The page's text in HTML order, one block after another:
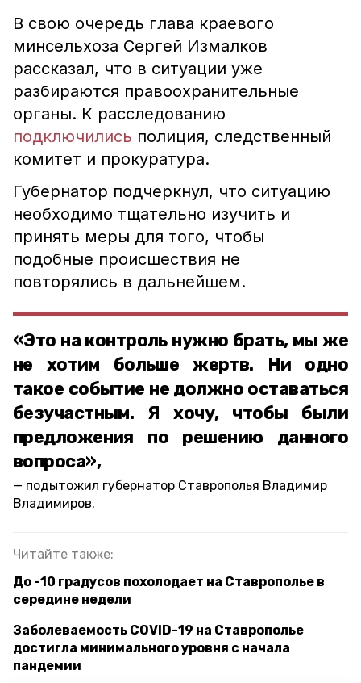
В свою очередь глава краевого
минсельхоза Сергей Измалков
рассказал, что в ситуации уже
разбираются правоохранительные
органы. К расследованию
подключились полиция, следственный
комитет и прокуратура.
Губернатор подчеркнул, что ситуацию
необходимо тщательно изучить и
принять меры для того, чтобы
подобные происшествия не
повторялись в дальнейшем.
«Это на контроль нужно брать, мы же
не хотим больше жертв. Ни одно
такое событие не должно оставаться
безучастным. Я хочу, чтобы были
предложения по решению данного
вопроса»,
подытожил губернатор Ставрополья Владимир
Владимиров.
Читайте также:
До -10 градусов похолодает на Ставрополье в
середине недели
Заболеваемость COVID-19 на Ставрополье
достигла минимального уровня с начала
пандемии